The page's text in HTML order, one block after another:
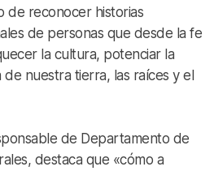
de reconocer historias
de personas que desde la fe
la cultura, potenciar la
nuestra tierra, las raíces y el
de Departamento de
destaca que «cómo a